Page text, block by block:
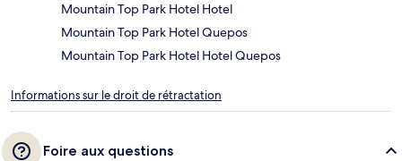
Mountain Top Park Hotel Hotel
Mountain Top Park Hotel Quepos
Mountain Top Park Hotel Hotel Quepos
Informations sur le droit de rétractation
Foire aux questions